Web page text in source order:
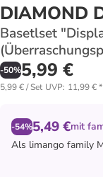
DIAMOND
Basetlset
-50%5,99 €
5,99 € / Set UVP: 11,99 €*
-54%5,49 €mit
Als limango family